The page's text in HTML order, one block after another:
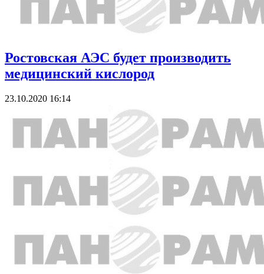
Ростовская АЭС будет производить
медицинский кислород
23.10.2020 16:14